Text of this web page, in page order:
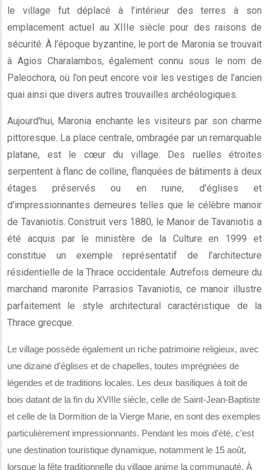
le village fut déplacé à l’intérieur des terres à son
emplacement actuel au XIIIe siècle pour des raisons de
sécurité. À l’époque byzantine, le port de Maronia se trouvait
à Agios Charalambos, également connu sous le nom de
Paleochora, où l’on peut encore voir les vestiges de l’ancien
quai ainsi que divers autres trouvailles archéologiques.
Aujourd'hui, Maronia enchante les visiteurs par son charme
pittoresque. La place centrale, ombragée par un remarquable
platane, est le cœur du village. Des ruelles étroites
serpentent à flanc de colline, flanquées de bâtiments à deux
étages préservés ou en ruine, d'églises et
d'impressionnantes demeures telles que le célèbre manoir
de Tavaniotis. Construit vers 1880, le Manoir de Tavaniotis a
été acquis par le ministère de la Culture en 1999 et
constitue un exemple représentatif de l’architecture
résidentielle de la Thrace occidentale. Autrefois demeure du
marchand maronite Parrasios Tavaniotis, ce manoir illustre
parfaitement le style architectural caractéristique de la
Thrace grecque.
Le village possède également un riche patrimoine religieux, avec
une dizaine d'églises et de chapelles, toutes imprégnées de
légendes et de traditions locales. Les deux basiliques à toit de
bois datant de la fin du XVIIIe siècle, celle de Saint-Jean-Baptiste
et celle de la Dormition de la Vierge Marie, en sont des exemples
particulièrement impressionnants. Pendant les mois d'été, c'est
une destination touristique dynamique, notamment le 15 août,
lorsque la fête traditionnelle du village anime la communauté. À